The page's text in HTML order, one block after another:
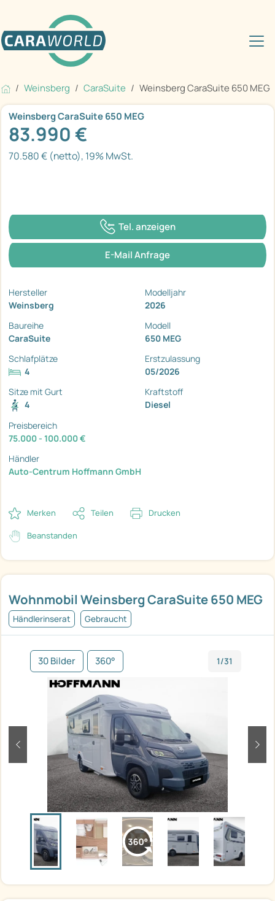
Weinsberg CaraSuite Weinsberg CaraSuite 650 MEG
Wohnmobil Weinsberg CaraSuite 650 MEG
Händlerinserat Gebraucht
30 Bilder 360° 1/31
zurück
Weinsberg CaraSuite 650 MEG
83.990 €
70.580 € (netto), 19% MwSt.
Tel. anzeigen
E-Mail Anfrage
Hersteller
Weinsberg
Modelljahr
2026
Baureihe
CaraSuite
Modell
650 MEG
Schlafplätze
4
Erstzulassung
05/2026
Sitze mit Gurt
4
Kraftstoff
Diesel
Preisbereich
75.000 - 100.000 €
Händler
Auto-Centrum Hoffmann GmbH
Merken Teilen Drucken
Beanstanden